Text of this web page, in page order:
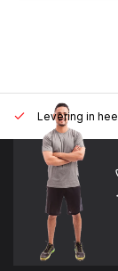
Levering in